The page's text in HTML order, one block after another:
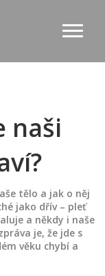
naši
tělo a jak o něj
jako dřív – pleť
a někdy i naše
je, že jde s
věku chybí a